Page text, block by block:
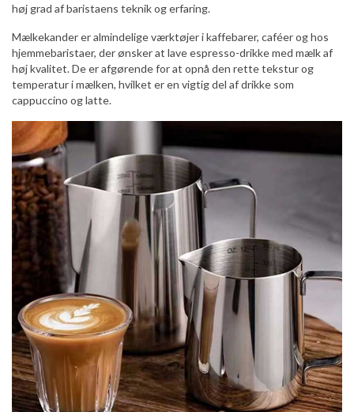
høj grad af baristaens teknik og erfaring.
Mælkekander er almindelige værktøjer i kaffebarer, caféer og hos
hjemmebaristaer, der ønsker at lave espresso-drikke med mælk af
høj kvalitet. De er afgørende for at opnå den rette tekstur og
temperatur i mælken, hvilket er en vigtig del af drikke som
cappuccino og latte.